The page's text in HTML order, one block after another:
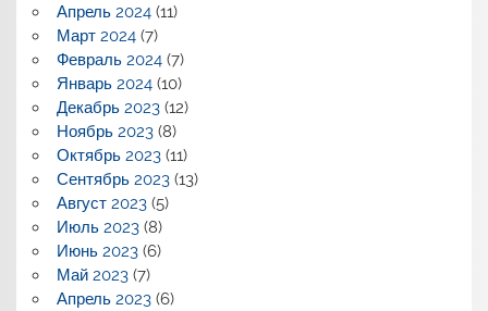
Апрель 2024(11)
Март 2024(7)
Февраль 2024(7)
Январь 2024(10)
Декабрь 2023(12)
Ноябрь 2023(8)
Октябрь 2023(11)
Сентябрь 2023(13)
Август 2023(5)
Июль 2023(8)
Июнь 2023(6)
Май 2023(7)
Апрель 2023(6)